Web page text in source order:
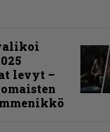
levyt –